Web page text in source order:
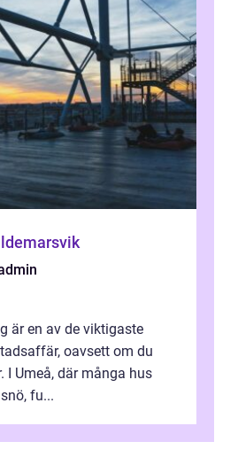
är en av de viktigaste
oavsett om du
I Umeå, där många hus
fu...